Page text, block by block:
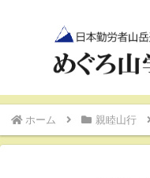
ホーム 親睦山行